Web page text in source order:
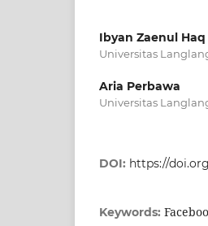
Ibyan Zaenul Haq
Universitas
Aria Perbawa
Universitas
DOI: https://
Keywords: